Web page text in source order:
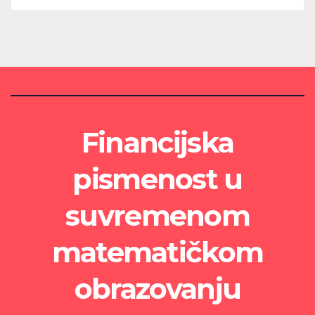
Financijska
pismenost u
suvremenom
matematičkom
obrazovanju